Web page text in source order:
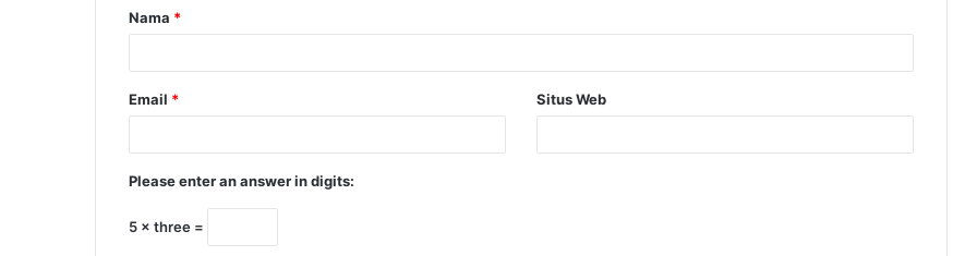
Nama *
Email * Situs Web
Please enter an answer in digits:
5 × three =